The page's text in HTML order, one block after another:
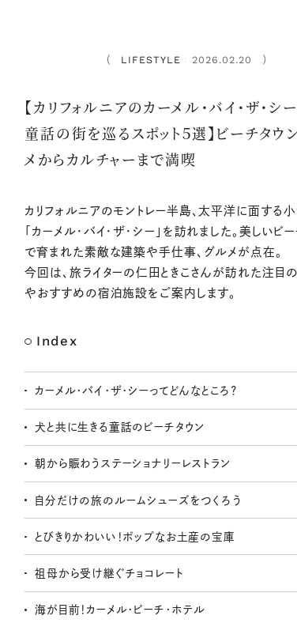
LIFESTYLE ： 2026.02.20
【カリフォルニアのカーメル・バイ・ザ・シ
童話の街を巡るスポット５選】ビーチタウ
メからカルチャーまで満喫
カリフォルニアのモントレー半島、太平洋に面する
「カーメル・バイ・ザ・シー」を訪れました。美しいビ
で育まれた素敵な建築や手仕事、グルメが点在。
今回は、旅ライターの仁田ときこさんが訪れた注目
やおすすめの宿泊施設をご案内します。
Index
カーメル・バイ・ザ・シーってどんなところ？
犬と共に生きる童話のビーチタウン
朝から賑わうステーショナリーレストラン
自分だけの旅のルームシューズをつくろう
とびきりかわいい！ポップなお土産の宝庫
祖母から受け継ぐチョコレート
海が目前！カーメル・ビーチ・ホテル